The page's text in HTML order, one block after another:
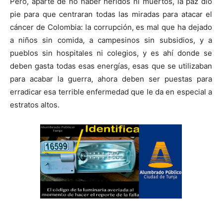
pie para que centraran todas las miradas para atacar el
cáncer de Colombia: la corrupción, es mal que ha dejado
a niños sin comida, a campesinos sin subsidios, y a
pueblos sin hospitales ni colegios, y es ahí donde se
deben gasta todas esas energías, esas que se utilizaban
para acabar la guerra, ahora deben ser puestas para
erradicar esa terrible enfermedad que le da en especial a
estratos altos.